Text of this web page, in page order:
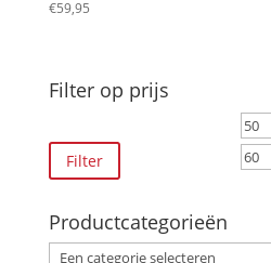
€59,95
Filter op prijs
Min.
prijs
Filter
Productcategorieën